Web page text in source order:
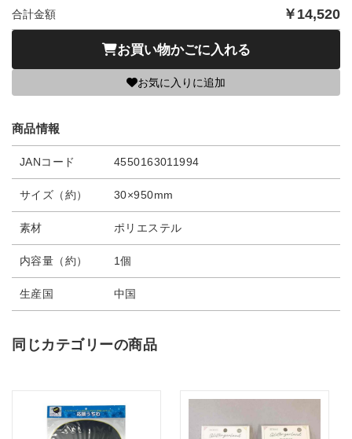
合計金額 ￥ 14,520
お買い物かごに入れる
お気に入りに追加
商品情報
JANコード 4550163011994
サイズ（約） 30×950mm
素材 ポリエステル
内容量（約） 1個
生産国 中国
同じカテゴリーの商品